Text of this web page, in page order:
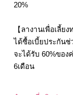
20%
【ลางานเพื่อเลี้ย
ได้ซื้อเบี้ยประกันช่
จะได้รับ 60%ของ
6เดือน